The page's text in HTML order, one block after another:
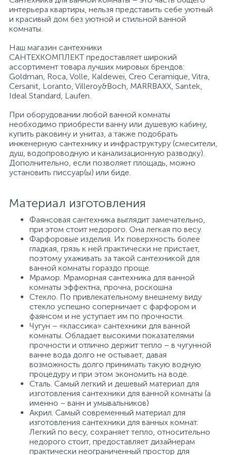
интерьера квартиры, нельзя представить себе уютный
и красивый дом без уютной и стильной ванной
комнаты.
Наш магазин сантехники
САНТЕХКОМПЛЕКТ предоставляет широкий
ассортимент товара лучших мировых брендов:
Goldman, Roca, Volle, Kaldewei, Creo Ceramique, Vitra,
Cersanit, Loranto, Villeroy&Boch, MARRBAXX, Santek,
Ideal Standard, Laufen.
При оборудовании любой ванной комнаты
необходимо приобрести ванну или душевую кабину,
купить раковину и унитаз, а также подобрать
инженерную сантехнику и инфраструктуру (смесители,
душ, водопроводную и канализационную разводку).
Дополнительно, если позволяет площадь, можно
установить писсуар(ы) или биде.
Материал изготовления
Фаянсовая сантехника выглядит замечательно,
при этом стоит недорого. Она легкая по весу.
Фарфоровые изделия. Их поверхность более
гладкая, грязь к ней практически не пристает,
поэтому ухаживать за такой сантехникой для
ванной комнаты гораздо проще.
Мрамор. Мраморная сантехника для ванной
комнаты эффектна, прочна, роскошна
Стекло. По привлекательному внешнему виду
стекло успешно соперничает с фарфором и
фаянсом и не уступает им по прочности.
Чугун – «классика» сантехники для ванной
комнаты. Обладает высокими показателями
прочности и отлично держит тепло – в чугунной
ванне вода долго не остывает, давая
возможность долго принимать такую водную
процедуру и при этом экономить на воде.
Сталь. Самый легкий и дешевый материал для
изготовления сантехники для ванной комнаты (а
именно – ванн и умывальников)
Акрил. Самый современный материал для
изготовления сантехники для ванных комнат.
Легкий по весу, сохраняет тепло, относительно
недорого стоит, предоставляет дизайнерам
практически неограниченный простор для
Полотенцесушители
Душевые трапы
Сифоны и выпуски
Аксессуары для ванной
Системы контроля протечки воды